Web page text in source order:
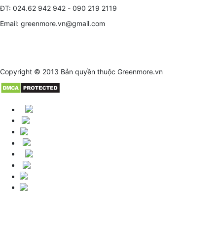
ĐT: 024.62 942 942 - 090 219 2119
Email: greenmore.vn@gmail.com
Copyright © 2013 Bản quyền thuộc Greenmore.vn